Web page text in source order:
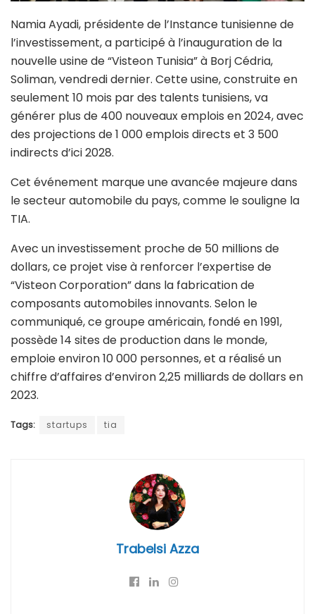
Namia Ayadi, présidente de l’Instance tunisienne de
l’investissement, a participé à l’inauguration de la
nouvelle usine de “Visteon Tunisia” à Borj Cédria,
Soliman, vendredi dernier. Cette usine, construite en
seulement 10 mois par des talents tunisiens, va
générer plus de 400 nouveaux emplois en 2024, avec
des projections de 1 000 emplois directs et 3 500
indirects d’ici 2028.
Cet événement marque une avancée majeure dans
le secteur automobile du pays, comme le souligne la
TIA.
Avec un investissement proche de 50 millions de
dollars, ce projet vise à renforcer l’expertise de
“Visteon Corporation” dans la fabrication de
composants automobiles innovants. Selon le
communiqué, ce groupe américain, fondé en 1991,
possède 14 sites de production dans le monde,
emploie environ 10 000 personnes, et a réalisé un
chiffre d’affaires d’environ 2,25 milliards de dollars en
2023.
Tags: startups tia
Trabelsi Azza